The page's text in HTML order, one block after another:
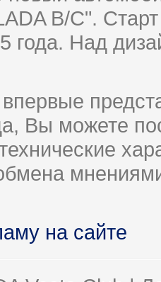
B/C".
года. Над
Вы можете
на сайте